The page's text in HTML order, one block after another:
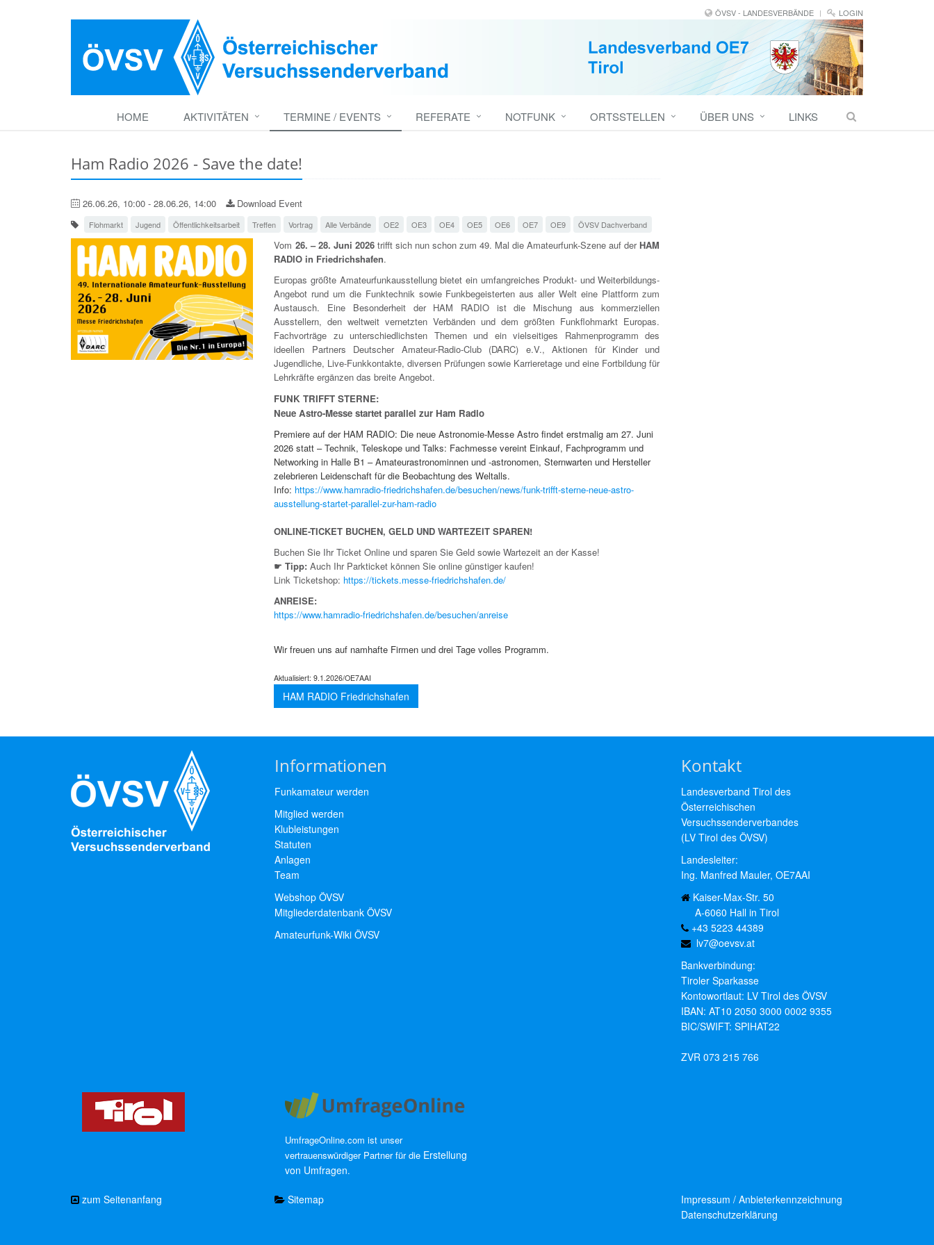
ÖVSV - LANDESVERBÄNDE LOGIN
HOME AKTIVITÄTEN TERMINE / EVENTS REFERATE NOTFUNK ORTSSTELLEN ÜBER UNS LINKS
Ham Radio 2026 - Save the date!
26.06.26, 10:00 - 28.06.26, 14:00 Download Event
Flohmarkt Jugend Öffentlichkeitsarbeit Treffen Vortrag Alle Verbände OE2 OE3 OE4 OE5 OE6 OE7 OE9 ÖVSV Dachverband
Vom 26. – 28. Juni 2026trifft sich nun schon zum 49. Mal die Amateurfunk-Szene auf der HAM
RADIO in Friedrichshafen.
Europas größte Amateurfunkausstellung bietet ein umfangreiches Produkt- und Weiterbildungs-
Angebot rund um die Funktechnik sowie Funkbegeisterten aus aller Welt eine Plattform zum
Austausch. Eine Besonderheit der HAM RADIO ist die Mischung aus kommerziellen
Ausstellern, den weltweit vernetzten Verbänden und dem größten Funkflohmarkt Europas.
Fachvorträge zu unterschiedlichsten Themen und ein vielseitiges Rahmenprogramm des
ideellen Partners Deutscher Amateur-Radio-Club (DARC) e.V., Aktionen für Kinder und
Jugendliche, Live-Funkkontakte, diversen Prüfungen sowie Karrieretage und eine Fortbildung für
Lehrkräfte ergänzen das breite Angebot.
FUNK TRIFFT STERNE:
Neue Astro-Messe startet parallel zur Ham Radio
Premiere auf der HAM RADIO: Die neue Astronomie-Messe Astro findet erstmalig am 27. Juni
2026 statt – Technik, Teleskope und Talks: Fachmesse vereint Einkauf, Fachprogramm und
Networking in Halle B1 – Amateurastronominnen und -astronomen, Sternwarten und Hersteller
zelebrieren Leidenschaft für die Beobachtung des Weltalls.
Info: https://www.hamradio-friedrichshafen.de/besuchen/news/funk-trifft-sterne-neue-astro-
ausstellung-startet-parallel-zur-ham-radio
ONLINE-TICKET BUCHEN, GELD UND WARTEZEIT SPAREN!
Buchen Sie Ihr Ticket Online und sparen Sie Geld sowie Wartezeit an der Kasse!
☛ Tipp: Auch Ihr Parkticket können Sie online günstiger kaufen!
Link Ticketshop: https://tickets.messe-friedrichshafen.de/
ANREISE:
https://www.hamradio-friedrichshafen.de/besuchen/anreise
Wir freuen uns auf namhafte Firmen und drei Tage volles Programm.
Aktualisiert:9.1.2026/OE7AAI
HAM RADIO Friedrichshafen
Informationen
Funkamateur werden
Mitglied werden
Klubleistungen
Statuten
Anlagen
Team
Webshop ÖVSV
Mitgliederdatenbank ÖVSV
Amateurfunk-Wiki ÖVSV
Kontakt
Landesverband Tirol des
Österreichischen
Versuchssenderverbandes
(LV Tirol des ÖVSV)
Landesleiter:
Ing. Manfred Mauler, OE7AAI
Kaiser-Max-Str. 50
A-6060 Hall in Tirol
+43 5223 44389
lv7@oevsv.at
Bankverbindung:
Tiroler Sparkasse
Kontowortlaut: LV Tirol des ÖVSV
IBAN: AT10 2050 3000 0002 9355
BIC/SWIFT: SPIHAT22
ZVR 073 215 766
UmfrageOnline.com ist unser
vertrauenswürdiger Partner für die Erstellung
von Umfragen.
zum Seitenanfang Sitemap
Impressum / Anbieterkennzeichnung
Datenschutzerklärung